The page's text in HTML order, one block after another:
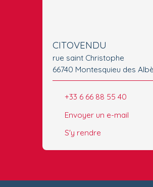
CITOVENDU
rue saint Christophe
66740 Montesquieu des
+33 6 66 88 55 40
Envoyer un e-mail
S'y rendre